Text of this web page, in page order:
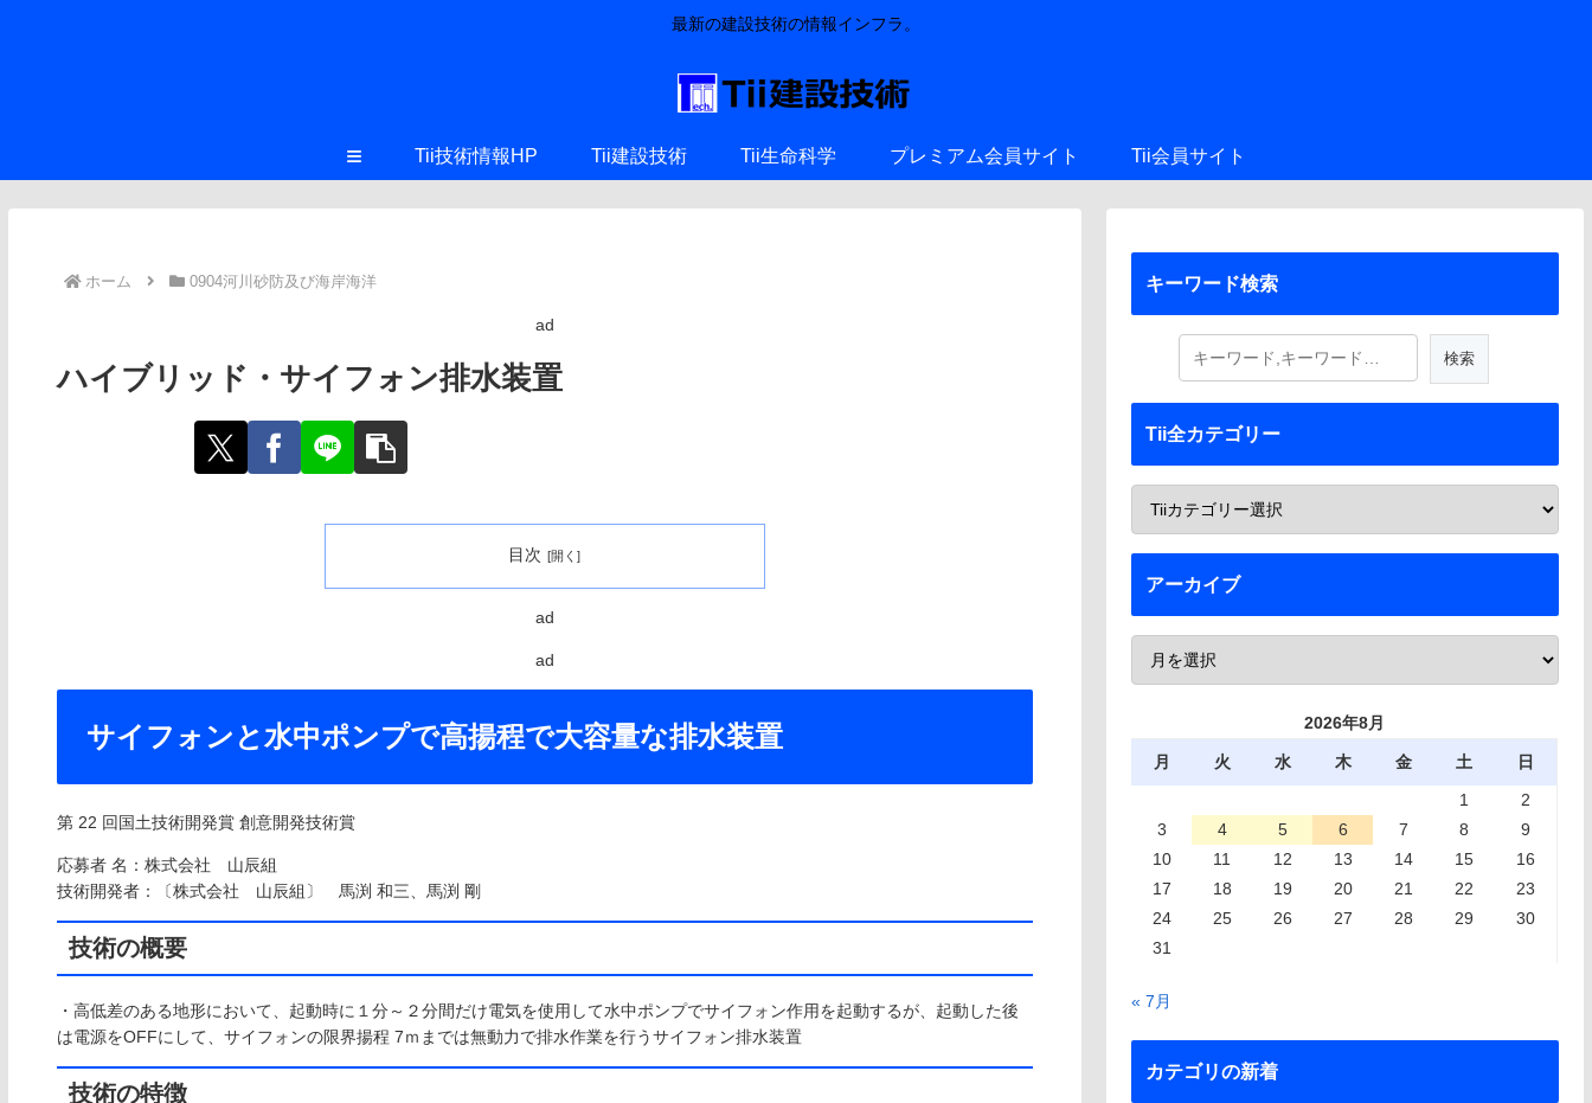
最新の建設技術の情報インフラ。
≡ Tii技術情報HP Tii建設技術 Tii生命科学 プレミアム会員サイト Tii会員サイト
ホーム 0904河川砂防及び海岸海洋
ad
ハイブリッド・サイフォン排水装置
目次
ad
ad
サイフォンと水中ポンプで高揚程で大容量な排水装置
第 22 回国土技術開発賞 創意開発技術賞
応募者 名：株式会社 山辰組
技術開発者：〔株式会社 山辰組〕 馬渕 和三、馬渕 剛
技術の概要
・高低差のある地形において、起動時に１分～２分間だけ電気を使用して水中ポンプでサイフォン作用を起動するが、起動した後
は電源をOFFにして、サイフォンの限界揚程 7ｍまでは無動力で排水作業を行うサイフォン排水装置
技術の特徴
キーワード検索
Tii全カテゴリー
アーカイブ
2026年8月
月 火 水 木 金 土
日
1
2
3
4 5 6 7 8
9
10
11 12 13 14 15
16
17
18 19 20 21 22
23
24
25 26 27 28 29
30
31
« 7月
カテゴリの新着